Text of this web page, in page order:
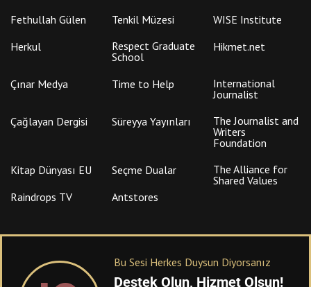
Fethullah Gülen Tenkil Müzesi
WISE Institute
Herkul
Respect Graduate
School
Hikmet.net
Çınar Medya Time to Help
International
Journalist
Çağlayan Dergisi
Süreyya Yayınları
The Journalist and
Writers
Foundation
Kitap Dünyası EU
Seçme Dualar
The Alliance for
Shared Values
Raindrops TV
Antstores
Bu Sesi Herkes Duysun Diyorsanız
Destek Olun, Hizmet Olsun!